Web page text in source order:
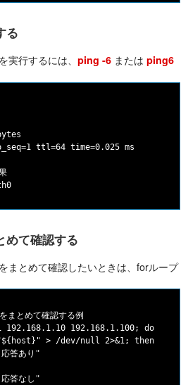
る
実行するには、ping -6 またはping6
ttl=64 time=0.025 ms
めて確認する
まとめて確認したいときは、forループ
まとめて確認する例
192.168.1.100; do
> /dev/null 2>&1; then
答あり"
答なし"